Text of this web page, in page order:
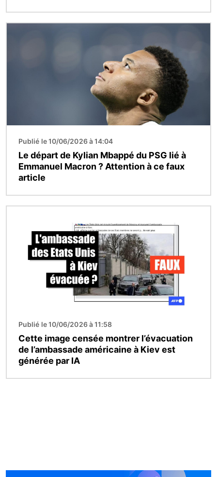
Publié le 10/06/2026 à 14:04
Le départ de Kylian Mbappé du PSG lié à
Emmanuel Macron ? Attention à ce faux
article
Publié le 10/06/2026 à 11:58
Cette image censée montrer l’évacuation
de l’ambassade américaine à Kiev est
générée par IA